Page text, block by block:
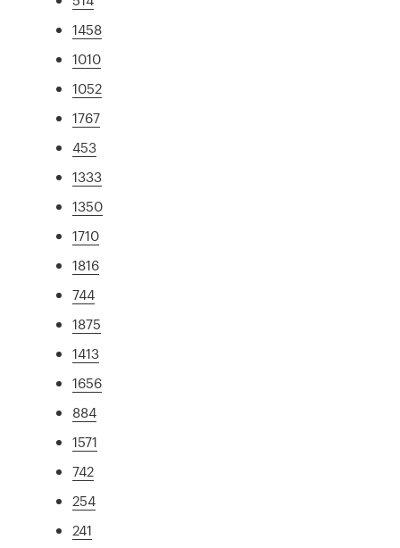
1458
1010
1052
1767
453
1333
1350
1710
1816
744
1875
1413
1656
884
1571
742
254
241